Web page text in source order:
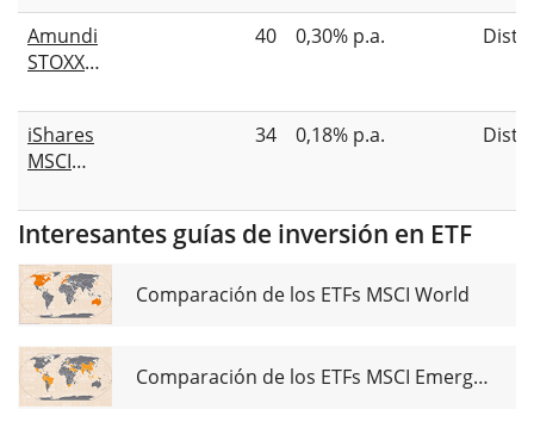
Energy
Screened
UCITS ETF
Amundi
STOXX
Energy
Screened
UCITS ETF
40 0,30% p.a.
iShares
MSCI
Energy
Sector
UCITS ETF
EUR (Dist)
34 0,18% p.a.
Interesantes guías de inversión en ETF
Comparación de los ETFs MSCI World
Comparación de los ETFs MSCI Emerging Markets